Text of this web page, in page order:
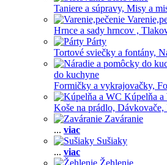
Taniere a súpravy, Misy a
Hrnce a sady hrncov ,
Párty
Tortové sviečky a fontány,
do kuchyne
Formičky a vykrajovačky,
Kúpelňa a
Koše na prádlo, Dávkovače,
Zaváranie
... viac
Sušiaky
... viac
Žehlenie